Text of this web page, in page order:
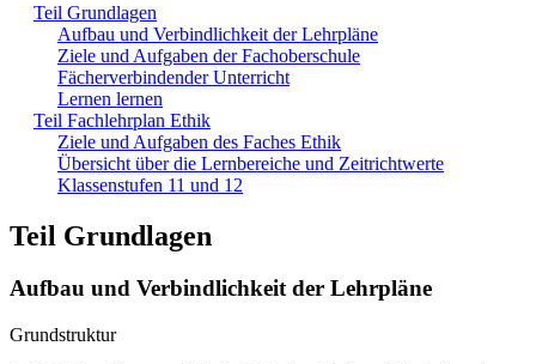
Teil Grundlagen
Aufbau und Verbindlichkeit der Lehrpläne
Ziele und Aufgaben der Fachoberschule
Fächerverbindender Unterricht
Lernen lernen
Teil Fachlehrplan Ethik
Ziele und Aufgaben des Faches Ethik
Übersicht über die Lernbereiche und Zeitrichtwerte
Klassenstufen 11 und 12
Teil Grundlagen
Aufbau und Verbindlichkeit der Lehrpläne
Grundstruktur